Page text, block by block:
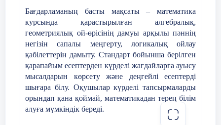
Бағдарламаның басты мақсаты – математика
курсында қарастырылған алгебралық,
геометриялық ой-өрісінің дамуы арқылы пәннің
негізін сапалы меңгерту, логикалық ойлау
қабілеттерін дамыту. Стандарт бойынша берілген
қарапайым есептерден күрделі жағдайларға ауысу
мысалдарын көрсету және деңгейлі есептерді
шығара білу. Оқушылар күрделі тапсырмаларды
орындап қана қоймай, математикадан терең білім
алуға мүмкіндік береді.